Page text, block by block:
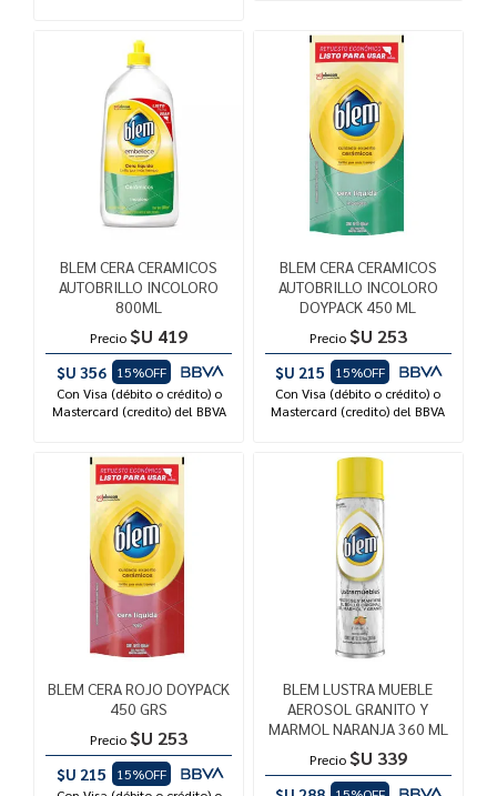
BLEM CERA CERAMICOS
AUTOBRILLO INCOLORO
800ML
Precio $U 419
$U 356
15%OFF
Con Visa (débito o crédito) o
Mastercard (credito) del BBVA
BLEM CERA CERAMICOS
AUTOBRILLO INCOLORO
DOYPACK 450 ML
Precio $U 253
$U 215
15%OFF
Con Visa (débito o crédito) o
Mastercard (credito) del BBVA
BLEM CERA ROJO DOYPACK
450 GRS
Precio $U 253
$U 215
15%OFF
BLEM LUSTRA MUEBLE
AEROSOL GRANITO Y
MARMOL NARANJA 360 ML
Precio $U 339